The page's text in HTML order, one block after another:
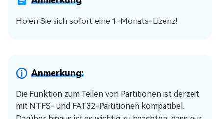
Holen Sie sich sofort eine 1-Monats-Lizenz!
Anmerkung:
Die Funktion zum Teilen von Partitionen ist derzeit
mit NTFS- und FAT32-Partitionen kompatibel.